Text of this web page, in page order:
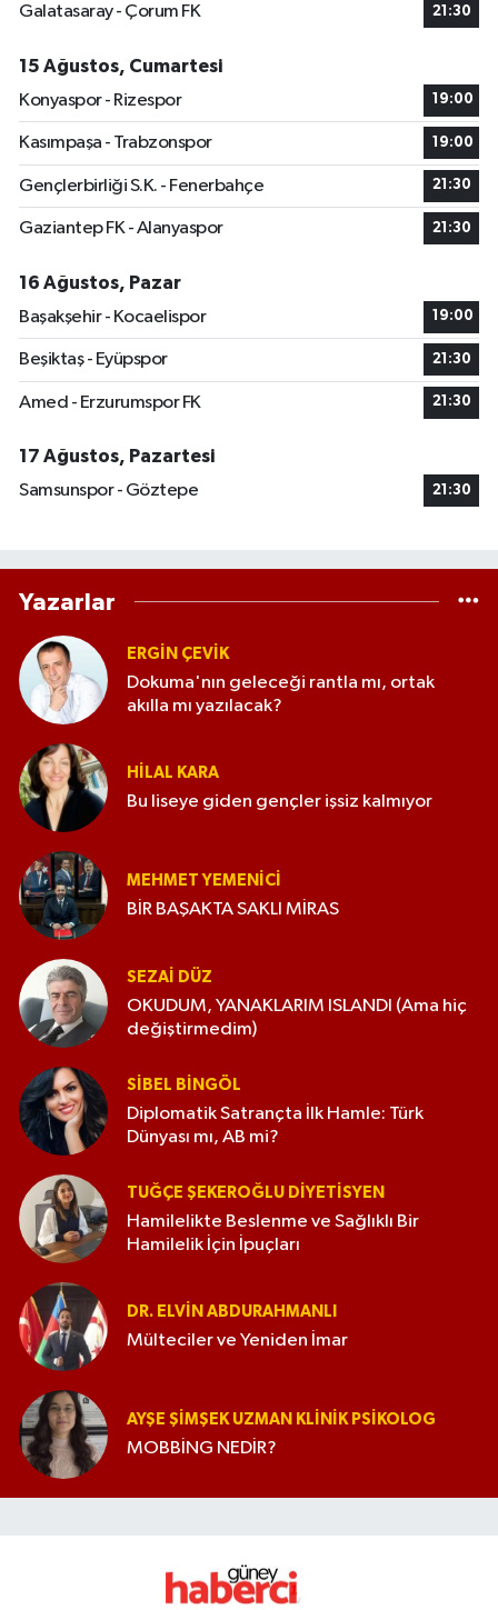
Galatasaray - Çorum FK
21:30
15 Ağustos, Cumartesi
Konyaspor - Rizespor
19:00
Kasımpaşa - Trabzonspor 19:00
Gençlerbirliği S.K. - Fenerbahçe 21:30
Gaziantep FK - Alanyaspor 21:30
16 Ağustos, Pazar
Başakşehir - Kocaelispor
19:00
Beşiktaş - Eyüpspor 21:30
Amed - Erzurumspor FK 21:30
17 Ağustos, Pazartesi
Samsunspor - Göztepe
21:30
Yazarlar
ERGIN ÇEVİK
Dokuma'nın geleceği rantla mı, ortak
akılla mı yazılacak?
HILAL KARA
Bu liseye giden gençler işsiz kalmıyor
MEHMET YEMENICI
BİR BAŞAKTA SAKLI MİRAS
SEZAI DÜZ
OKUDUM, YANAKLARIM ISLANDI (Ama hiç
değiştirmedim)
SIBEL BINGÖL
Diplomatik Satrançta İlk Hamle: Türk
Dünyası mı, AB mi?
TUĞÇE ŞEKEROĞLU DIYETISYEN
Hamilelikte Beslenme ve Sağlıklı Bir
Hamilelik İçin İpuçları
DR. ELVIN ABDURAHMANLI
Mülteciler ve Yeniden İmar
AYŞE ŞIMŞEK UZMAN KLINIK PSIKOLOG
MOBBİNG NEDİR?